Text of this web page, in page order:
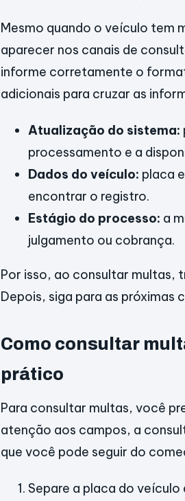
Mesmo quando o veículo tem
aparecer nos canais de
informe corretamente o
adicionais para cruzar as
Atualização do sistema:
processamento e a
Dados do veículo: placa
encontrar o registro.
Estágio do processo: a
julgamento ou cobrança.
Por isso, ao consultar multas,
Depois, siga para as
Como consultar
prático
Para consultar multas, você
atenção aos campos, a
que você pode seguir do
Separe a placa do